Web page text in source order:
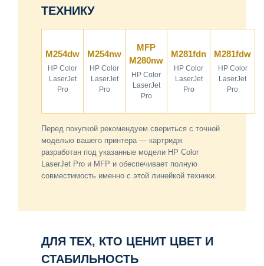
ТЕХНИКУ
M254dw
HP Color
LaserJet
Pro
M254nw
HP Color
LaserJet
Pro
MFP
M280nw
HP Color
LaserJet
Pro
M281fdn
HP Color
LaserJet
Pro
M281fdw
HP Color
LaserJet
Pro
Перед покупкой рекомендуем свериться с точной
моделью вашего принтера — картридж
разработан под указанные модели HP Color
LaserJet Pro и MFP и обеспечивает полную
совместимость именно с этой линейкой техники.
ДЛЯ ТЕХ, КТО ЦЕНИТ ЦВЕТ И
СТАБИЛЬНОСТЬ